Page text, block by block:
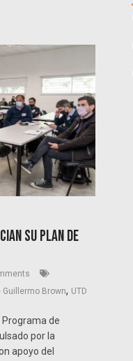
su plan de
Guillermo Brown, UTD
de
por la
apoyo del